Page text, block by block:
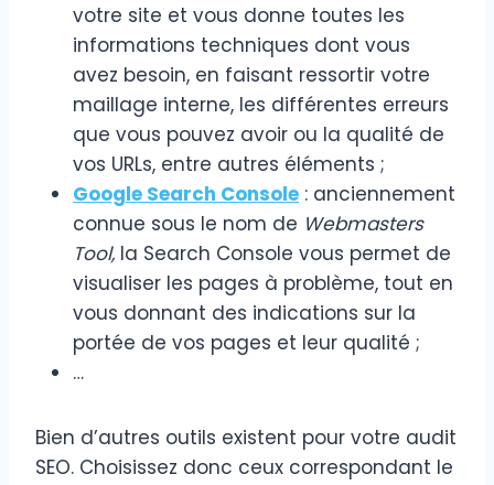
votre site et vous donne toutes les
informations techniques dont vous
avez besoin, en faisant ressortir votre
maillage interne, les différentes erreurs
que vous pouvez avoir ou la qualité de
vos URLs, entre autres éléments ;
Google Search Console : anciennement
connue sous le nom de Webmasters
Tool, la Search Console vous permet de
visualiser les pages à problème, tout en
vous donnant des indications sur la
portée de vos pages et leur qualité ;
…
Bien d’autres outils existent pour votre audit
SEO. Choisissez donc ceux correspondant le